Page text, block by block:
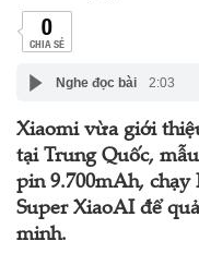
0
CHIA SẺ
Nghe đọc bài 2:03
Xiaomi vừa giới
tại Trung Quốc,
pin 9.700mAh,
Super XiaoAI để
minh.